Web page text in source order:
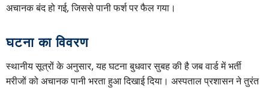
अचानक बंद हो गई, जिससे पानी फर्श पर फैल गया।
घटना का विवरण
स्थानीय सूत्रों के अनुसार, यह घटना बुधवार सुबह की है जब वार्ड में भर्ती
मरीजों को अचानक पानी भरता हुआ दिखाई दिया। अस्पताल प्रशासन ने तुरंत